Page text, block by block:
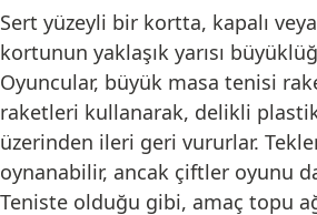
Sert yüzeyli bir kortta, kapalı
kortunun yaklaşık yarısı
Oyuncular, büyük masa tenisi
raketleri kullanarak, delikli
üzerinden ileri geri vururlar.
oynanabilir, ancak çiftler oyunu
Teniste olduğu gibi, amaç topu